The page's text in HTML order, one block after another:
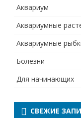
Аквариум
Аквариумные
Аквариумные
Болезни
Для начинающих
СВЕЖИЕ